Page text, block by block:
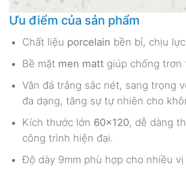
Ưu điểm của sản phẩm
Chất liệu porcelain bền bỉ, chịu
Bề mặt men mattgiúp chống trơn
Vân đá trắng sắc nét, sang trọng
đa dạng, tăng sự tự nhiên cho
Kích thước lớn 60×120, dễ dàng
công trình hiện đại.
Độ dày 9mm phù hợp cho nhiều